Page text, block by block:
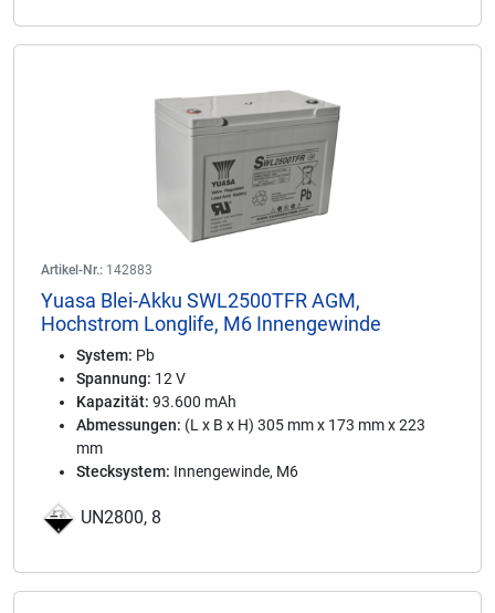
Artikel-Nr.: 142883
Yuasa Blei-Akku SWL2500TFR AGM,
Hochstrom Longlife, M6 Innengewinde
System: Pb
Spannung: 12 V
Kapazität: 93.600 mAh
Abmessungen: (L x B x H) 305 mm x 173 mm x 223
mm
Stecksystem: Innengewinde, M6
UN2800, 8